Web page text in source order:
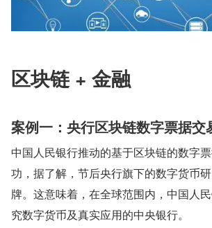
区块链 + 金融
案例一：央行区块链数字票据交
中国人民银行推动的基于区块链的数字
功，据了解，节后央行旗下的数字货币
牌。这意味着，在全球范围内，中国人
究数字货币及真实应用的中央银行。